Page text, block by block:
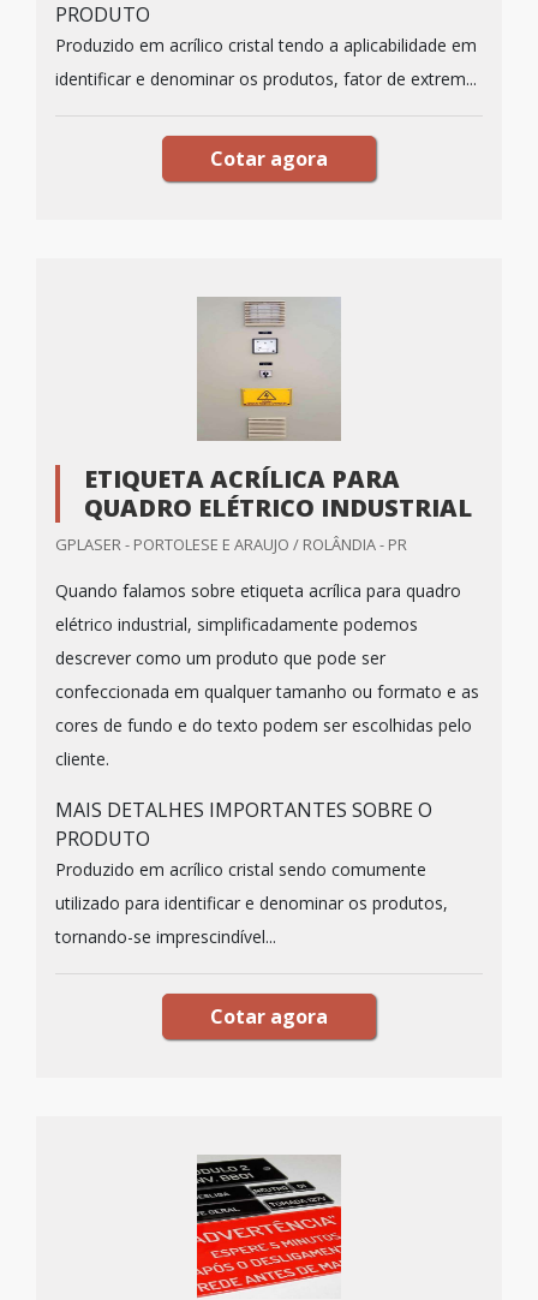
PRODUTO
Produzido em acrílico cristal tendo a aplicabilidade em
identificar e denominar os produtos, fator de extrem...
Cotar agora
ETIQUETA ACRÍLICA PARA
QUADRO ELÉTRICO INDUSTRIAL
GPLASER - PORTOLESE E ARAUJO / ROLÂNDIA - PR
Quando falamos sobre etiqueta acrílica para quadro
elétrico industrial, simplificadamente podemos
descrever como um produto que pode ser
confeccionada em qualquer tamanho ou formato e as
cores de fundo e do texto podem ser escolhidas pelo
cliente.
MAIS DETALHES IMPORTANTES SOBRE O
PRODUTO
Produzido em acrílico cristal sendo comumente
utilizado para identificar e denominar os produtos,
tornando-se imprescindível...
Cotar agora